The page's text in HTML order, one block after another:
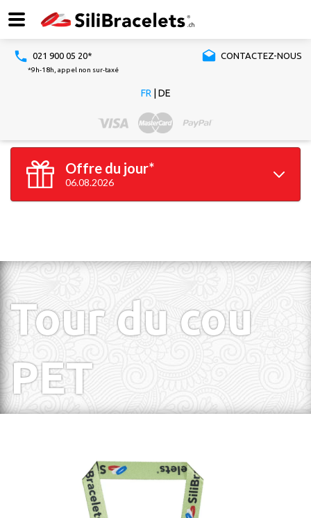
021 900 05 20* CONTACTEZ-NOUS
*9h-18h, appel non sur-taxé
FR DE
Offre du jour*
06.08.2026
100 braceletsGRATUITS*
Tour du cou
PET